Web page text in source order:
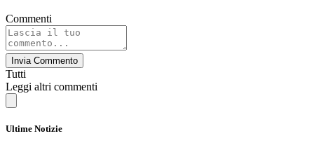
Commenti
Invia Commento
Tutti
Leggi altri commenti
Ultime Notizie